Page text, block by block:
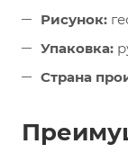
Рисунок:
Упаковка:
Страна